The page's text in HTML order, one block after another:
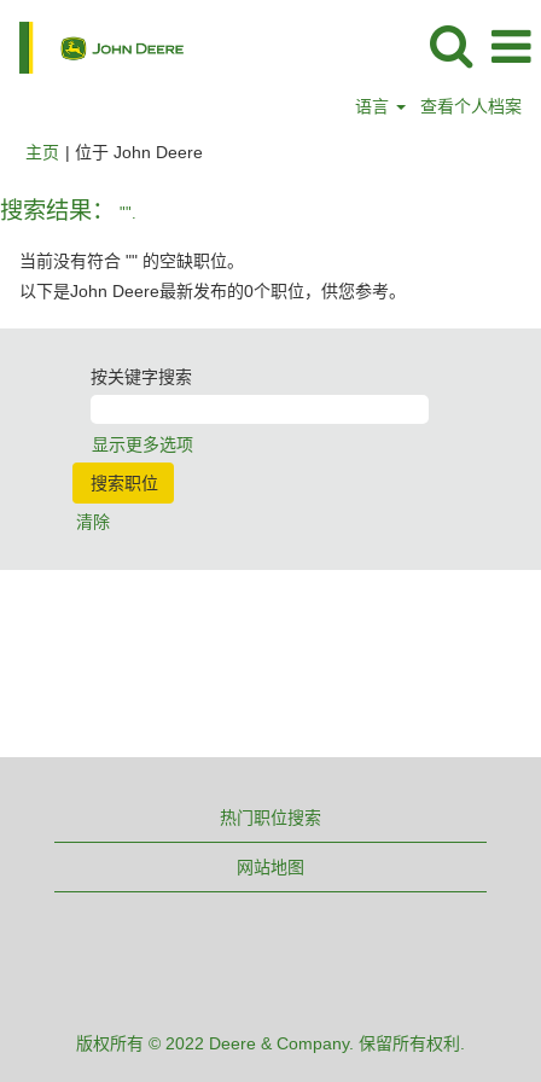
语言 查看个人档案
主页 | 位于 John Deere（当
搜索结果： "".
当前没有符合 "" 的空缺职位。
以下是John Deere最新发布的0个职位，供您参考。
按关键字搜索
显示更多选项
清除
热门职位搜索
网站地图
版权所有 © 2022 Deere & Company. 保留所有权利.